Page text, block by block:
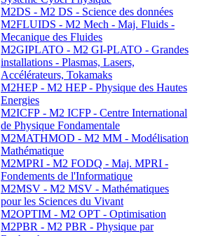
M2DS - M2 DS - Science des données
M2FLUIDS - M2 Mech - Maj. Fluids -
Mecanique des Fluides
M2GIPLATO - M2 GI-PLATO - Grandes
installations - Plasmas, Lasers,
Accélérateurs, Tokamaks
M2HEP - M2 HEP - Physique des Hautes
Energies
M2ICFP - M2 ICFP - Centre International
de Physique Fondamentale
M2MATHMOD - M2 MM - Modélisation
Mathématique
M2MPRI - M2 FODQ - Maj. MPRI -
Fondements de l'Informatique
M2MSV - M2 MSV - Mathématiques
pour les Sciences du Vivant
M2OPTIM - M2 OPT - Optimisation
M2PBR - M2 PBR - Physique par